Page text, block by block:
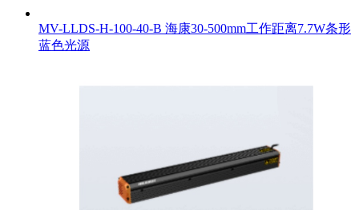
MV-LLDS-H-100-40-B 海康30-500mm工作距离7.7W条形
蓝色光源